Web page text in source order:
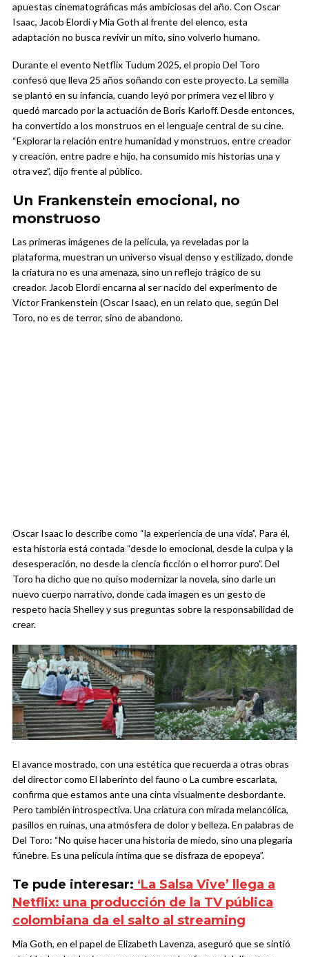
apuestas cinematográficas más ambiciosas del año. Con Oscar
Isaac, Jacob Elordi y Mia Goth al frente del elenco, esta
adaptación no busca revivir un mito, sino volverlo humano.
Durante el evento Netflix Tudum 2025, el propio Del Toro
confesó que lleva 25 años soñando con este proyecto. La semilla
se plantó en su infancia, cuando leyó por primera vez el libro y
quedó marcado por la actuación de Boris Karloff. Desde entonces,
ha convertido a los monstruos en el lenguaje central de su cine.
“Explorar la relación entre humanidad y monstruos, entre creador
y creación, entre padre e hijo, ha consumido mis historias una y
otra vez”, dijo frente al público.
Un Frankenstein emocional, no
monstruoso
Las primeras imágenes de la película, ya reveladas por la
plataforma, muestran un universo visual denso y estilizado, donde
la criatura no es una amenaza, sino un reflejo trágico de su
creador. Jacob Elordi encarna al ser nacido del experimento de
Víctor Frankenstein (Oscar Isaac), en un relato que, según Del
Toro, no es de terror, sino de abandono.
Oscar Isaac lo describe como “la experiencia de una vida”. Para él,
esta historia está contada “desde lo emocional, desde la culpa y la
desesperación, no desde la ciencia ficción o el horror puro”. Del
Toro ha dicho que no quiso modernizar la novela, sino darle un
nuevo cuerpo narrativo, donde cada imagen es un gesto de
respeto hacia Shelley y sus preguntas sobre la responsabilidad de
crear.
El avance mostrado, con una estética que recuerda a otras obras
del director como El laberinto del fauno o La cumbre escarlata,
confirma que estamos ante una cinta visualmente desbordante.
Pero también introspectiva. Una criatura con mirada melancólica,
pasillos en ruinas, una atmósfera de dolor y belleza. En palabras de
Del Toro: “No quise hacer una historia de miedo, sino una plegaria
fúnebre. Es una película íntima que se disfraza de epopeya”.
Te pude interesar: ‘La Salsa Vive’ llega a
Netflix: una producción de la TV pública
colombiana da el salto al streaming
Mia Goth, en el papel de Elizabeth Lavenza, aseguró que se sintió